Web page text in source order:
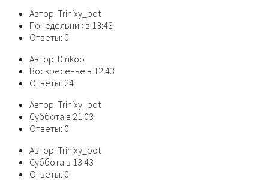
Автор: Trinixy_bot
Понедельник в 13:43
Ответы: 0
Автор: Dinkoo
Воскресенье в 12:43
Ответы: 24
Автор: Trinixy_bot
Суббота в 21:03
Ответы: 0
Автор: Trinixy_bot
Суббота в 13:43
Ответы: 0